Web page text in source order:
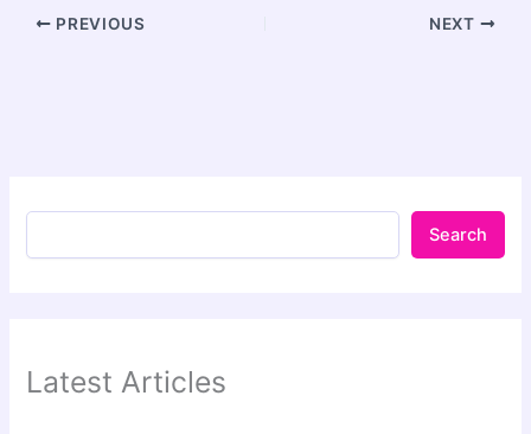
PREVIOUS NEXT
Search
Latest Articles